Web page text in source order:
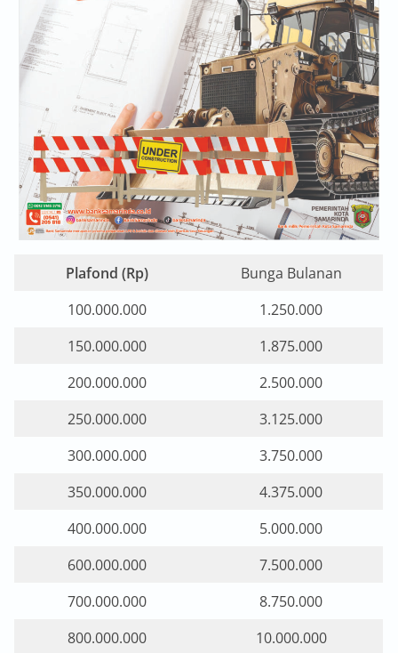
Plafond (Rp)
Bunga Bulanan
100.000.000
1.250.000
150.000.000
1.875.000
200.000.000
2.500.000
250.000.000
3.125.000
300.000.000
3.750.000
350.000.000
4.375.000
400.000.000
5.000.000
600.000.000
7.500.000
700.000.000
8.750.000
800.000.000
10.000.000